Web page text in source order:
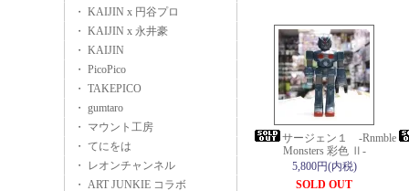
・ KAIJIN x 円谷プロ
・ KAIJIN x 永井豪
・ KAIJIN
・ PicoPico
・ TAKEPICO
・ gumtaro
・ マウント工房
・ てにをは
・ レオンチャンネル
・ ART JUNKIE コラボ
サージェン１ -Rnmble
Monsters 彩色 Ⅱ-
5,800円(内税)
SOLD OUT